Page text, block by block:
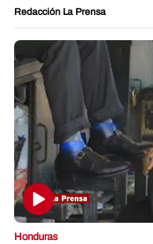
Redacción La Prensa
Honduras